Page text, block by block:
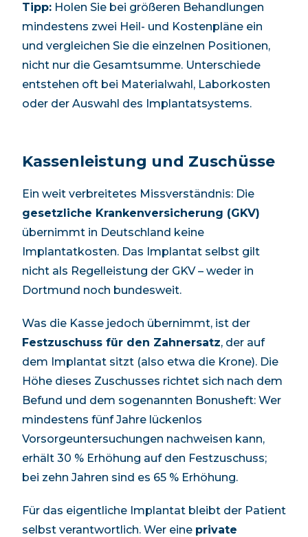
Tipp: Holen Sie bei größeren Behandlungen
mindestens zwei Heil- und Kostenpläne ein
und vergleichen Sie die einzelnen Positionen,
nicht nur die Gesamtsumme. Unterschiede
entstehen oft bei Materialwahl, Laborkosten
oder der Auswahl des Implantatsystems.
Kassenleistung und Zuschüsse
Ein weit verbreitetes Missverständnis: Die
gesetzliche Krankenversicherung (GKV)
übernimmt in Deutschland keine
Implantatkosten. Das Implantat selbst gilt
nicht als Regelleistung der GKV – weder in
Dortmund noch bundesweit.
Was die Kasse jedoch übernimmt, ist der
Festzuschuss für den Zahnersatz, der auf
dem Implantat sitzt (also etwa die Krone). Die
Höhe dieses Zuschusses richtet sich nach dem
Befund und dem sogenannten Bonusheft: Wer
mindestens fünf Jahre lückenlos
Vorsorgeuntersuchungen nachweisen kann,
erhält 30 % Erhöhung auf den Festzuschuss;
bei zehn Jahren sind es 65 % Erhöhung.
Für das eigentliche Implantat bleibt der Patient
selbst verantwortlich. Wer eine private